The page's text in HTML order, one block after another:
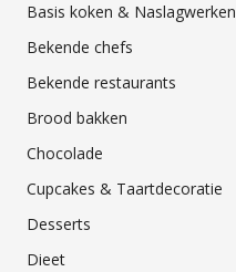
Basis koken & Naslagwerken
Bekende chefs
Bekende restaurants
Brood bakken
Chocolade
Cupcakes & Taartdecoratie
Desserts
Dieet